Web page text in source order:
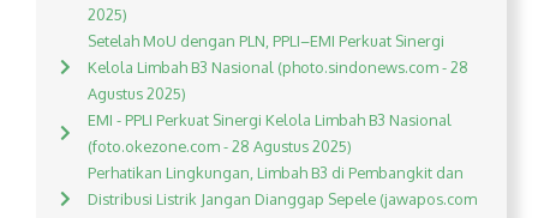
2025)
Setelah MoU dengan PLN, PPLI–EMI Perkuat Sinergi
Kelola Limbah B3 Nasional (photo.sindonews.com - 28
Agustus 2025)
EMI - PPLI Perkuat Sinergi Kelola Limbah B3 Nasional
(foto.okezone.com - 28 Agustus 2025)
Perhatikan Lingkungan, Limbah B3 di Pembangkit dan
Distribusi Listrik Jangan Dianggap Sepele (jawapos.com